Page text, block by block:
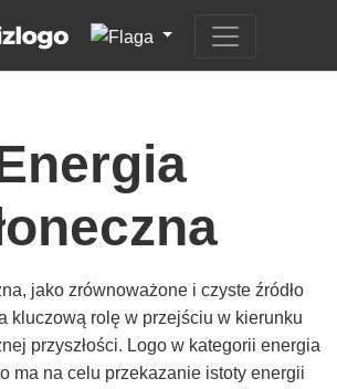
jako zrównoważone i czyste źródło
kluczową rolę w przejściu w kierunku
przyszłości. Logo w kategorii energia
ma na celu przekazanie istoty energii